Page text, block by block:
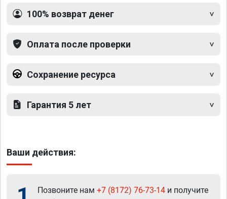
100% возврат денег
Оплата после проверки
Сохранение ресурса
Гарантия 5 лет
Ваши действия:
Позвоните нам +7 (8172) 76-73-14 и получите